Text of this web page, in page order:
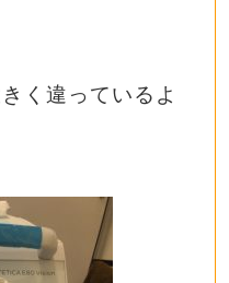
く違っているよ